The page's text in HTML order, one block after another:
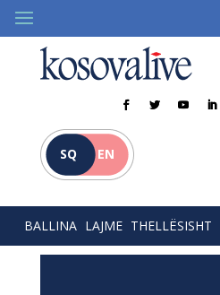
SQ EN
BALLINA LAJME THELLËSISHT